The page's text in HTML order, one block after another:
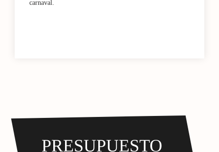
carnaval.
PRESUPUESTO